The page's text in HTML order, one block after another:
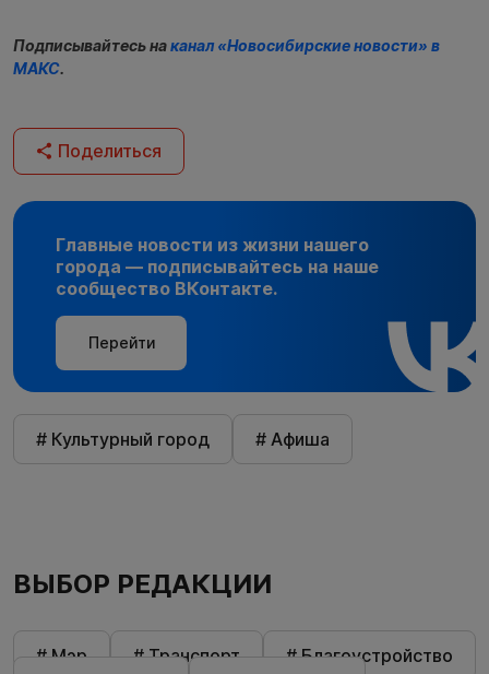
Подписывайтесь наканал «Новосибирские новости» в
МАКС.
Поделиться
Главные новости из жизни нашего
города — подписывайтесь на наше
сообщество ВКонтакте.
Перейти
# Культурный город # Афиша
ВЫБОР РЕДАКЦИИ
# Мэр # Транспорт
# Благоустройство